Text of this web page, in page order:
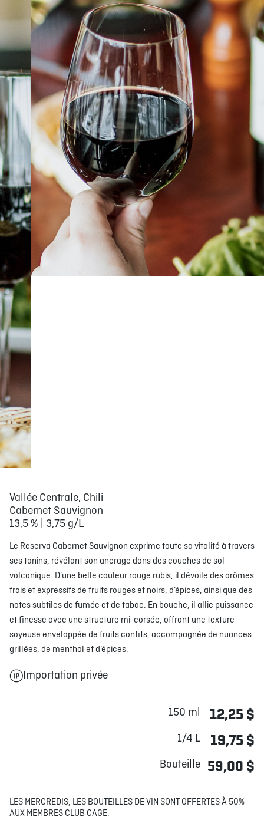
À PROPOS EMPLOIS EN ÉPICERIE BOUTIQUE
TRAITEUR ÉVÉNEMENTIEL NOUS JOINDRE
DONNER VOTRE OPINION
Vallée Centrale, Chili
Cabernet Sauvignon
13,5 % | 3,75 g/L
Le Reserva Cabernet Sauvignon exprime toute sa vitalité à travers
ses tanins, révélant son ancrage dans des couches de sol
volcanique. D’une belle couleur rouge rubis, il dévoile des arômes
frais et expressifs de fruits rouges et noirs, d’épices, ainsi que des
notes subtiles de fumée et de tabac. En bouche, il allie puissance
et finesse avec une structure mi-corsée, offrant une texture
soyeuse enveloppée de fruits confits, accompagnée de nuances
grillées, de menthol et d’épices.
Importation privée
150 ml 12,25 $
1/4 L 19,75 $
Bouteille 59,00 $
LES MERCREDIS, LES BOUTEILLES DE VIN SONT OFFERTES À 50%
AUX MEMBRES CLUB CAGE.